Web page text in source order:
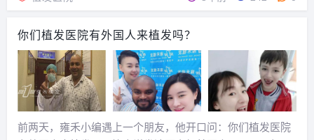
体是如何操作的？有没有风险？陈蓉蓉新生植发首席形象设
计师明星毛发护理专家团成员中国整形美容协会毛发医...
你们植发医院有外国人来植发吗？
前两天，雍禾小编遇上一个朋友，他开口问：你们植发医院